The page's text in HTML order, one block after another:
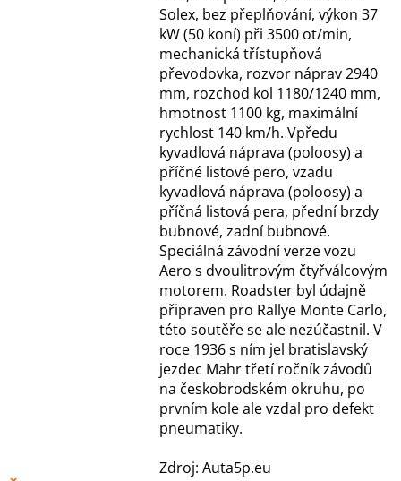
Solex, bez přeplňování, výkon 37
kW (50 koní) při 3500 ot/min,
mechanická třístupňová
převodovka, rozvor náprav 2940
mm, rozchod kol 1180/1240 mm,
hmotnost 1100 kg, maximální
rychlost 140 km/h. Vpředu
kyvadlová náprava (poloosy) a
příčné listové pero, vzadu
kyvadlová náprava (poloosy) a
příčná listová pera, přední brzdy
bubnové, zadní bubnové.
Speciálná závodní verze vozu
Aero s dvoulitrovým čtyřválcovým
motorem. Roadster byl údajně
připraven pro Rallye Monte Carlo,
této soutěře se ale nezúčastnil. V
roce 1936 s ním jel bratislavský
jezdec Mahr třetí ročník závodů
na českobrodském okruhu, po
prvním kole ale vzdal pro defekt
pneumatiky.
Zdroj: Auta5p.eu